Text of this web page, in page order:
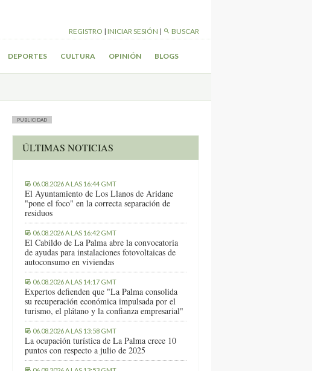
REGISTRO | INICIAR SESIÓN | BUSCAR
DEPORTES CULTURA OPINIÓN BLOGS
PUBLICIDAD
ÚLTIMAS NOTICIAS
06.08.2026 A LAS 16:44 GMT
El Ayuntamiento de Los Llanos de Aridane
"pone el foco" en la correcta separación de
residuos
06.08.2026 A LAS 16:42 GMT
El Cabildo de La Palma abre la convocatoria
de ayudas para instalaciones fotovoltaicas de
autoconsumo en viviendas
06.08.2026 A LAS 14:17 GMT
Expertos defienden que "La Palma consolida
su recuperación económica impulsada por el
turismo, el plátano y la confianza empresarial"
06.08.2026 A LAS 13:58 GMT
La ocupación turística de La Palma crece 10
puntos con respecto a julio de 2025